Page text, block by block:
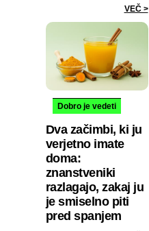
VEČ >
Dobro je vedeti
Dva začimbi, ki ju
verjetno imate
doma:
znanstveniki
razlagajo, zakaj ju
je smiselno piti
pred spanjem